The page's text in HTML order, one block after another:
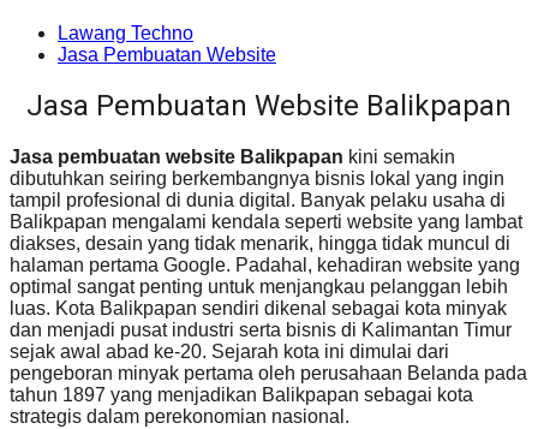
Lawang Techno
Jasa Pembuatan Website
Jasa Pembuatan Website Balikpapan
Jasa pembuatan website Balikpapan kini semakin
dibutuhkan seiring berkembangnya bisnis lokal yang ingin
tampil profesional di dunia digital. Banyak pelaku usaha di
Balikpapan mengalami kendala seperti website yang lambat
diakses, desain yang tidak menarik, hingga tidak muncul di
halaman pertama Google. Padahal, kehadiran website yang
optimal sangat penting untuk menjangkau pelanggan lebih
luas. Kota Balikpapan sendiri dikenal sebagai kota minyak
dan menjadi pusat industri serta bisnis di Kalimantan Timur
sejak awal abad ke-20. Sejarah kota ini dimulai dari
pengeboran minyak pertama oleh perusahaan Belanda pada
tahun 1897 yang menjadikan Balikpapan sebagai kota
strategis dalam perekonomian nasional.